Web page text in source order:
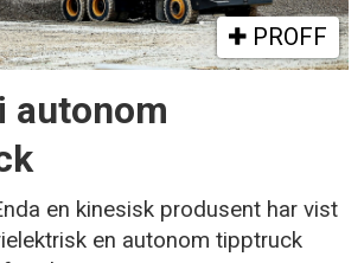
PROFF
autonom
en kinesisk produsent har vist
en autonom tipptruck